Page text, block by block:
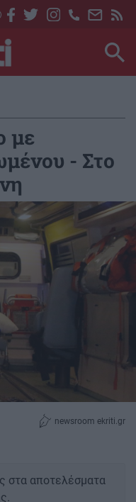
με
- Στο
newsroom ekriti.gr
στα αποτελέσματα